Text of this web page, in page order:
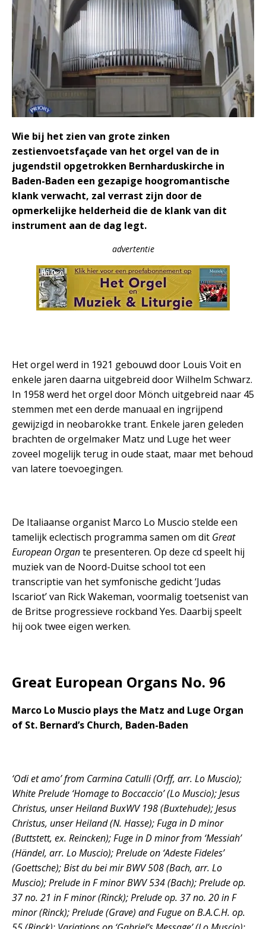
Wie bij het zien van grote zinken
zestienvoetsfaçade van het orgel van de in
jugendstil opgetrokken Bernharduskirche in
Baden-Baden een gezapige hoogromantische
klank verwacht, zal verrast zijn door de
opmerkelijke helderheid die de klank van dit
instrument aan de dag legt.
advertentie
Het orgel werd in 1921 gebouwd door Louis Voit en
enkele jaren daarna uitgebreid door Wilhelm Schwarz.
In 1958 werd het orgel door Mönch uitgebreid naar 45
stemmen met een derde manuaal en ingrijpend
gewijzigd in neobarokke trant. Enkele jaren geleden
brachten de orgelmaker Matz und Luge het weer
zoveel mogelijk terug in oude staat, maar met behoud
van latere toevoegingen.
De Italiaanse organist Marco Lo Muscio stelde een
tamelijk eclectisch programma samen om dit Great
European Organte presenteren. Op deze cd speelt hij
muziek van de Noord-Duitse school tot een
transcriptie van het symfonische gedicht ‘Judas
Iscariot’ van Rick Wakeman, voormalig toetsenist van
de Britse progressieve rockband Yes. Daarbij speelt
hij ook twee eigen werken.
Great European Organs No. 96
Marco Lo Muscio plays the Matz and Luge Organ
of St. Bernard’s Church, Baden-Baden
‘Odi et amo’ from Carmina Catulli (Orff, arr. Lo Muscio);
White Prelude ‘Homage to Boccaccio’ (Lo Muscio); Jesus
Christus, unser Heiland BuxWV 198 (Buxtehude); Jesus
Christus, unser Heiland (N. Hasse); Fuga in D minor
(Buttstett, ex. Reincken); Fuge in D minor from ‘Messiah’
(Händel, arr. Lo Muscio); Prelude on ‘Adeste Fideles’
(Goettsche); Bist du bei mir BWV 508 (Bach, arr. Lo
Muscio); Prelude in F minor BWV 534 (Bach); Prelude op.
37 no. 21 in F minor (Rinck); Prelude op. 37 no. 20 in F
minor (Rinck); Prelude (Grave) and Fugue on B.A.C.H. op.